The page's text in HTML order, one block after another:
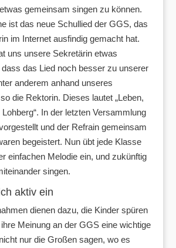
gemeinsam singen zu können.
ist das neue Schullied der GGS, das
im Internet ausfindig gemacht hat.
uns unsere Sekretärin etwas
das Lied noch besser zu unserer
anderem anhand unseres
die Rektorin. Dieses lautet „Leben,
In der letzten Versammlung
und der Refrain gemeinsam
begeistert. Nun übt jede Klasse
einfachen Melodie ein, und zukünftig
singen.
aktiv ein
dienen dazu, die Kinder spüren
Meinung an der GGS eine wichtige
nur die Großen sagen, wo es